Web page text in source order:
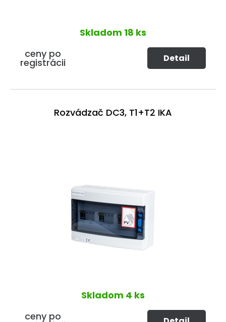
Skladom 18 ks
ceny po
registrácii Detail
Rozvádzač DC3, T1+T2 IKA
Skladom 4 ks
ceny po